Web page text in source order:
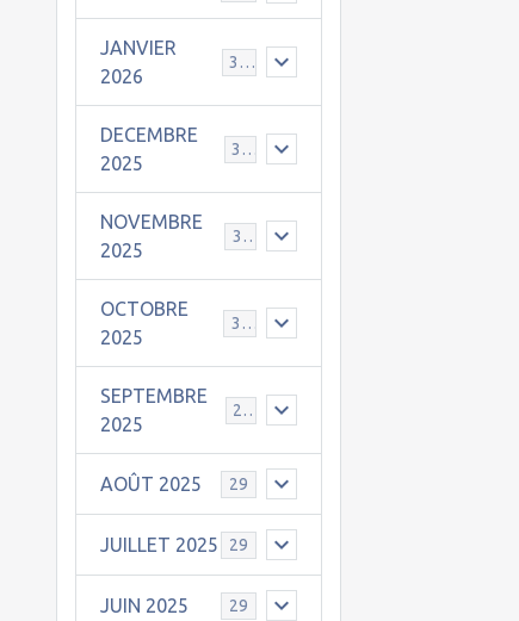
JANVIER
2026
31
DECEMBRE
2025
30
NOVEMBRE
2025
30
OCTOBRE
2025
31
SEPTEMBRE
2025
25
AOÛT 2025 29
JUILLET 2025 29
JUIN 2025 29